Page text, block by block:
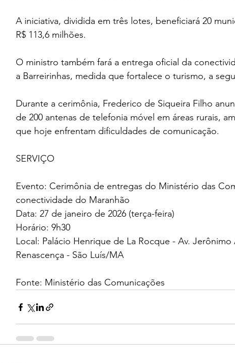
A iniciativa, dividida em três lotes, beneficiará 20
R$ 113,6 milhões.
O ministro também fará a entrega oficial da
a Barreirinhas, medida que fortalece o turismo, a
Durante a cerimônia, Frederico de Siqueira Filho
de 200 antenas de telefonia móvel em áreas rurais,
que hoje enfrentam dificuldades de comunicação.
SERVIÇO
Evento: Cerimônia de entregas do Ministério das
conectividade do Maranhão
Data: 27 de janeiro de 2026 (terça-feira)
Horário: 9h30
Local: Palácio Henrique de La Rocque - Av.
Renascença - São Luís/MA
Fonte: Ministério das Comunicações